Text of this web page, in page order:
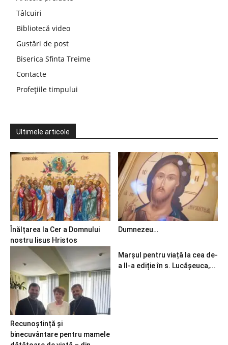
Tâlcuiri
Bibliotecă video
Gustări de post
Biserica Sfinta Treime
Contacte
Profețiile timpului
Ultimele articole
Înălțarea la Cer a Domnului
nostru Iisus Hristos
Dumnezeu…
Recunoștință și
binecuvântare pentru mamele
Marșul pentru viață la cea de-
a II-a ediție în s. Lucășeuca,...